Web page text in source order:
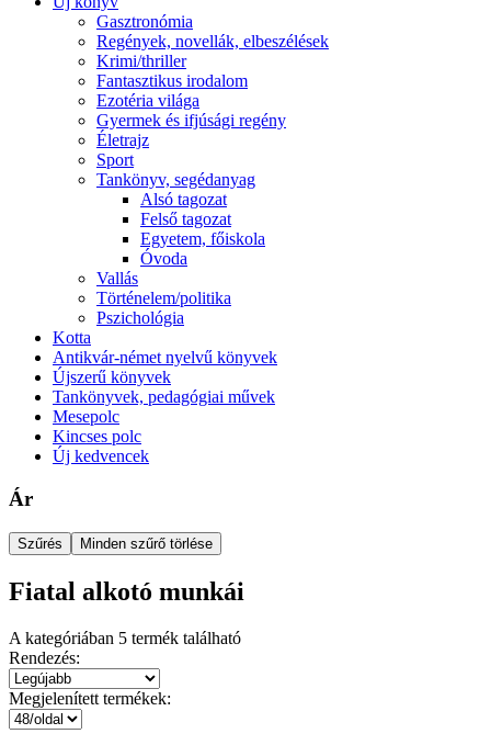
Gasztronómia
Regények, novellák, elbeszélések
Krimi/thriller
Fantasztikus irodalom
Ezotéria világa
Gyermek és ifjúsági regény
Életrajz
Sport
Tankönyv, segédanyag
Alsó tagozat
Felső tagozat
Egyetem, főiskola
Óvoda
Vallás
Történelem/politika
Pszichológia
Kotta
Antikvár-német nyelvű könyvek
Újszerű könyvek
Tankönyvek, pedagógiai művek
Mesepolc
Kincses polc
Új kedvencek
Ár
Szűrés Minden szűrő törlése
Fiatal alkotó munkái
A kategóriában 5 termék található
Rendezés:
Megjelenített termékek: